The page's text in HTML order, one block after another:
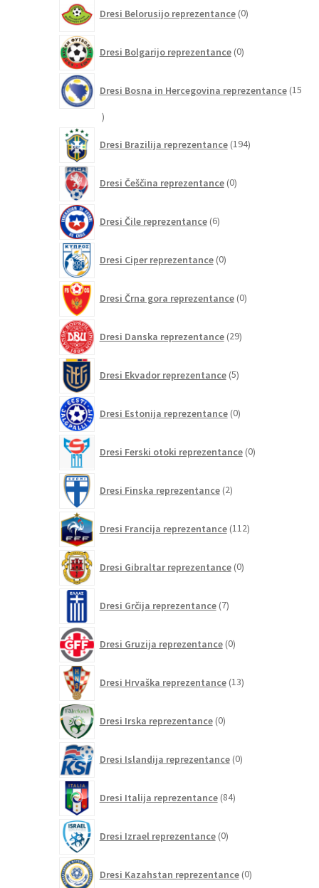
Dresi Belorusijo reprezentance 0izdelkov
Dresi Bolgarijo reprezentance 0izdelkov
Dresi Bosna in Hercegovina reprezentance 15
15
Dresi Brazilija reprezentance 194izdelkov
Dresi Češčina reprezentance 0izdelkov
Dresi Čile reprezentance 6izdelkov
Dresi Ciper reprezentance 0izdelkov
Dresi Črna gora reprezentance 0izdelkov
Dresi Danska reprezentance 29izdelkov
Dresi Ekvador reprezentance 5izdelkov
Dresi Estonija reprezentance 0izdelkov
Dresi Ferski otoki reprezentance 0izdelkov
Dresi Finska reprezentance 2izdelka
Dresi Francija reprezentance 112izdelkov
Dresi Gibraltar reprezentance 0izdelkov
Dresi Grčija reprezentance 7izdelkov
Dresi Gruzija reprezentance 0izdelkov
Dresi Hrvaška reprezentance 13izdelkov
Dresi Irska reprezentance 0izdelkov
Dresi Islandija reprezentance 0izdelkov
Dresi Italija reprezentance 84izdelkov
Dresi Izrael reprezentance 0izdelkov
Dresi Kazahstan reprezentance 0izdelkov